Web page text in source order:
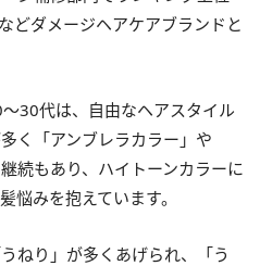
どダメージヘアケアブランドと
30代は、自由なヘアスタイル
く「アンブレラカラー」や
続もあり、ハイトーンカラーに
悩みを抱えています。
ねり」が多くあげられ、「う